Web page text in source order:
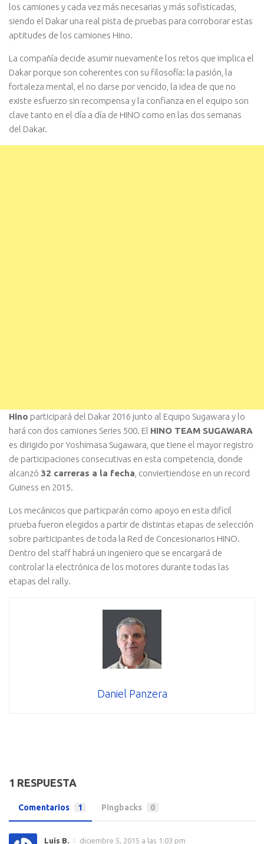
los camiones y cada vez más necesarias y más sofisticadas,
siendo el Dakar una real pista de pruebas para corroborar estas
aptitudes de los camiones Hino.
La compañía decide asumir nuevamente los retos que implica el
Dakar porque son coherentes con su filosofía: la pasión, la
fortaleza mental, el no darse por vencido, la idea de que no
existe esfuerzo sin recompensa y la confianza en el equipo son
clave tanto en el día a día de HINO como en las dos semanas
del Dakar.
Hino participará del Dakar 2016 junto al Equipo Sugawara y lo
hará con dos camiones Series 500. El HINO TEAM SUGAWARA
es dirigido por Yoshimasa Sugawara, que tiene el mayor registro
de participaciones consecutivas en esta competencia, donde
alcanzó 32 carreras a la fecha , conviertiendose en un record
Guiness en 2015.
Los mecánicos que particparán como apoyo en esta dificil
prueba fueron elegidos a partir de distintas etapas de selección
sobre participantes de toda la Red de Concesionarios HINO.
Dentro del staff habrá un ingeniero que se encargará de
controlar la electrónica de los motores durante todas las
etapas del rally.
Daniel Panzera
1 RESPUESTA
Comentarios 1 Pingbacks 0
Luis B. diciembre 5, 2015 a las 1:03 pm